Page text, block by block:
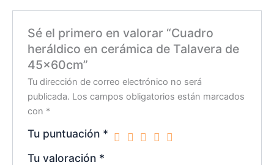
Sé el primero en valorar “Cuadro
heráldico en cerámica de Talavera de
45x60cm”
Tu dirección de correo electrónico no será
publicada. Los campos obligatorios están marcados
con *
Tu puntuación *
Tu valoración *